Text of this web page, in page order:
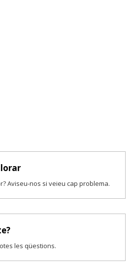
Aviseu-nos si veieu cap problema.
les qüestions.